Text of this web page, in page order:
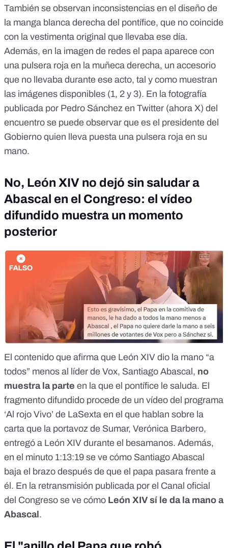
También se observan inconsistencias en el diseño de
la manga blanca derecha del pontífice, que no coincide
con la vestimenta original que llevaba ese día.
Además, en la imagen de redes el papa aparece con
una pulsera roja en la muñeca derecha, un accesorio
que no llevaba durante ese acto, tal y como muestran
las imágenes disponibles (1, 2 y 3). En la fotografía
publicada por Pedro Sánchez en Twitter (ahora X) del
encuentro se puede observar que es el presidente del
Gobierno quien lleva puesta una pulsera roja en su
mano.
No, León XIV no dejó sin saludar a
Abascal en el Congreso: el vídeo
difundido muestra un momento
posterior
El contenido que afirma que León XIV dio la mano “a
todos” menos al líder de Vox, Santiago Abascal, no
muestra la parte en la que el pontífice le saluda. El
fragmento difundido procede de un vídeo del programa
‘Al rojo Vivo’ de LaSexta en el que hablan sobre la
carta que la portavoz de Sumar, Verónica Barbero,
entregó a León XIV durante el besamanos. Además,
en el minuto 1:13:19 se ve cómo Santiago Abascal
baja el brazo después de que el papa pasara frente a
él. En la retransmisión publicada por el Canal oficial
del Congreso se ve cómo León XIV sí le da la mano a
Abascal .